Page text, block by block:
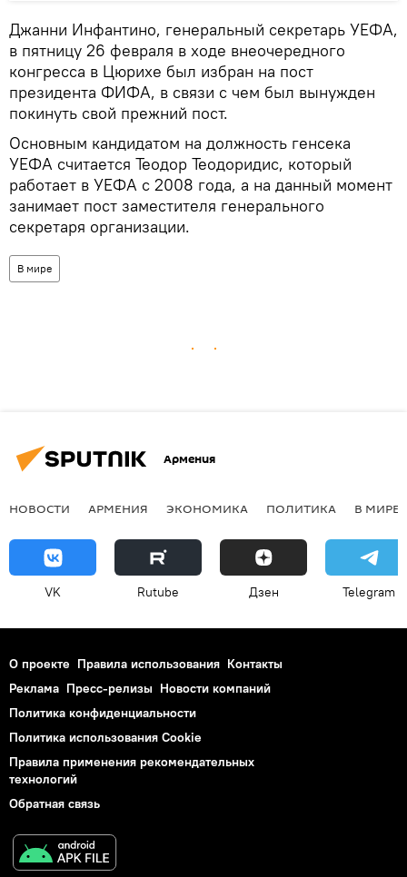
Джанни Инфантино, генеральный секретарь УЕФА,
в пятницу 26 февраля в ходе внеочередного
конгресса в Цюрихе был избран на пост
президента ФИФА, в связи с чем был вынужден
покинуть свой прежний пост.
Основным кандидатом на должность генсека
УЕФА считается Теодор Теодоридис, который
работает в УЕФА с 2008 года, а на данный момент
занимает пост заместителя генерального
секретаря организации.
В мире
Армения
НОВОСТИ АРМЕНИЯ ЭКОНОМИКА ПОЛИТИКА В МИРЕ
VK Rutube Дзен Telegram
О проекте Правила использования Контакты
Реклама Пресс-релизы Новости компаний
Политика конфиденциальности
Политика использования Cookie
Правила применения рекомендательных
технологий
Обратная связь